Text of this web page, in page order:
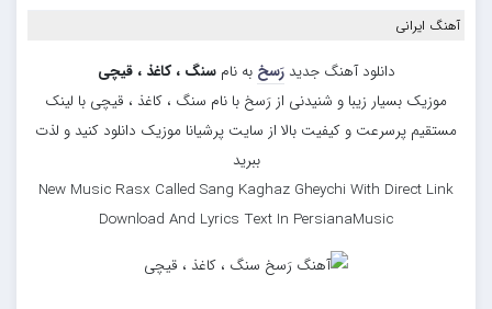
آهنگ ایرانی
دانلود آهنگ جدیدرَسخ به نامسنگ ، کاغذ ، قیچی
موزیک بسیار زیبا و شنیدنی از رَسخ با نام سنگ ، کاغذ ، قیچی با لینک
مستقیم پرسرعت و کیفیت بالا از سایت پرشیانا موزیک دانلود کنید و لذت
ببرید
New Music Rasx Called Sang Kaghaz Gheychi With Direct Link
Download And Lyrics Text In PersianaMusic